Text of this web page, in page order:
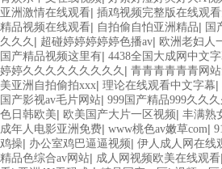
亚洲激情在线观看| 插鸡视频完整版在线观
精品视频在线观看| 自拍偷自怕亚洲精品| 国
久久久 | 超碰婷婷婷婷婷色播av| 欧洲老妇人
国产精品视频这里有| 4438全国大成网中文
婷婷久久久久久久久久久 | 青青青青青青网
美亚洲自拍偷拍xxx| 理论在线观看中文字幕|
国产影视av毛片网站| 999国产精品999久久久
色日韩欧美| 欧美国产大片一区视频| 丰满熟
成年人电影亚洲免费| www桃色av嫩草com|
鸡操| 办公室鸡巴逼逼视频| 伊人成人网在线
精品色综合av网站| 成人网视频欧美在线观看|